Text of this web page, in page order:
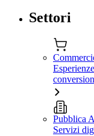
Settori
Pubblica
Servizi